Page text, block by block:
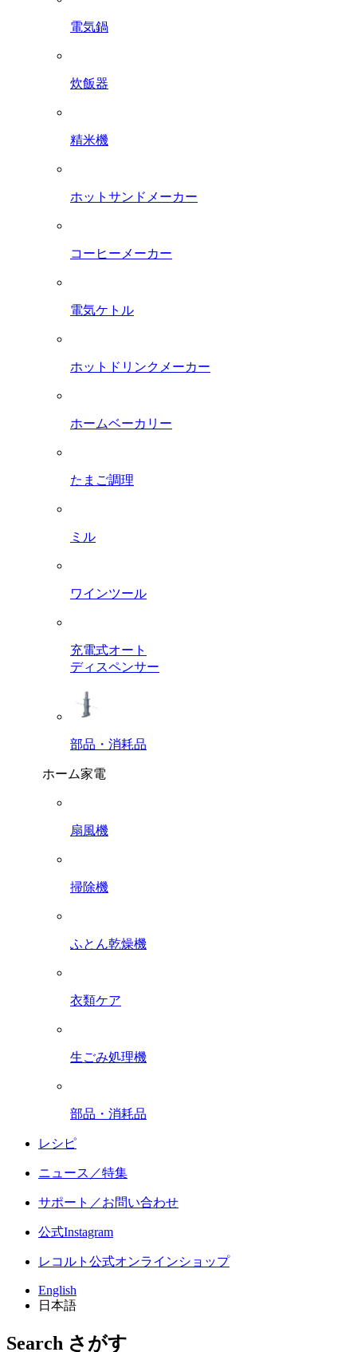
電気鍋
炊飯器
精米機
ホットサンドメーカー
コーヒーメーカー
電気ケトル
ホットドリンクメーカー
ホームベーカリー
たまご調理
ミル
ワインツール
充電式オート
ディスペンサー
部品・消耗品
ホーム家電
扇風機
掃除機
ふとん乾燥機
衣類ケア
生ごみ処理機
部品・消耗品
レシピ
ニュース／特集
サポート／お問い合わせ
公式Instagram
レコルト公式オンラインショップ
English
日本語
Search さがす